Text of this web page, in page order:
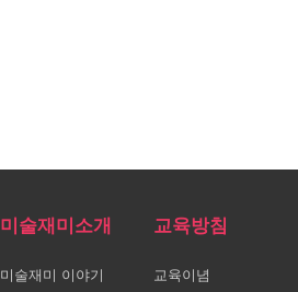
미술재미소개
미술재미 이야기
교육방침
교육이념